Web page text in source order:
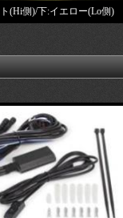
(Hi側)/下:イエロー(Lo側)